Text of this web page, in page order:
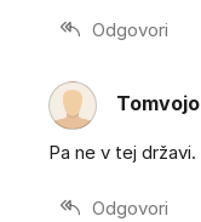
Odgovori
Tomvojo
Pa ne v tej državi.
Odgovori